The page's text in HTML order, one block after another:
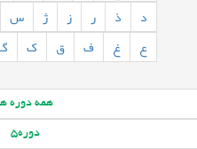
د
ذ ر ز ژ س
ع
غ ف ق ک گ
همه دوره ها
دوره5